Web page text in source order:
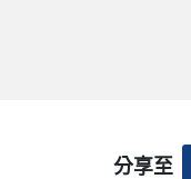
分享至